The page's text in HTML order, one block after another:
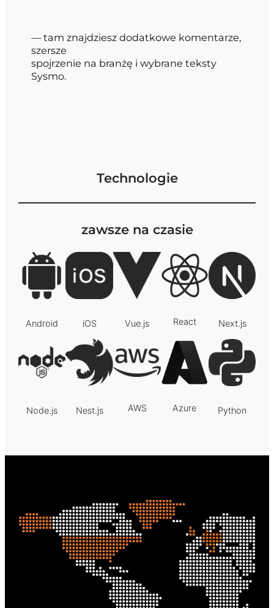
— tam znajdziesz dodatkowe komentarze,
szersze
spojrzenie na branżę i wybrane teksty
Sysmo.
Technologie
zawsze na czasie
Android iOS Vue.js React Next.js
Node.js Nest.js AWS Azure Python